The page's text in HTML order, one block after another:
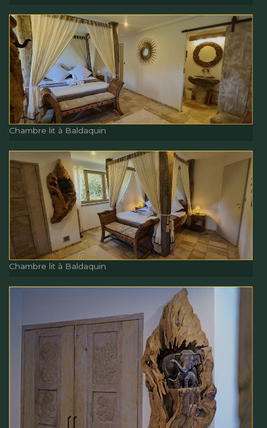
Chambre lit à Baldaquin
Chambre lit à Baldaquin
Chambre lit à Baldaquin
Chambre lit à Baldaquin
Chambre lit à Baldaquin